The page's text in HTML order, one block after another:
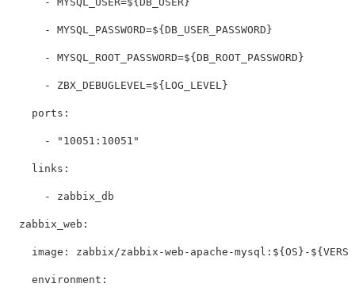
      - MYSQL_PASSWORD=${DB_USER_PASSWORD}
      - MYSQL_ROOT_PASSWORD=${DB_ROOT_PASSWORD}
      - ZBX_DEBUGLEVEL=${LOG_LEVEL}
    ports:
      - "10051:10051"
    links:
      - zabbix_db
  zabbix_web:
image: zabbix/zabbix-web-apache-mysql:${OS}-
    environment: